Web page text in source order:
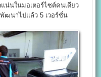
น่นในมอเตอร์ไซต์คนเดียว
ฒนาไปแล้ว 5 เวอร์ชั่น